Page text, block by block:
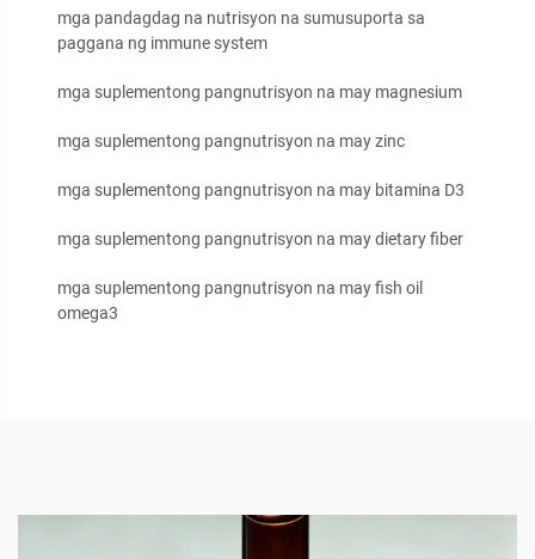
mga pandagdag na nutrisyon na sumusuporta sa
paggana ng immune system
mga suplementong pangnutrisyon na may magnesium
mga suplementong pangnutrisyon na may zinc
mga suplementong pangnutrisyon na may bitamina D3
mga suplementong pangnutrisyon na may dietary fiber
mga suplementong pangnutrisyon na may fish oil
omega3